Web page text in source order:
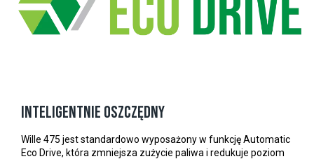
Inteligentnie oszczędny
Wille 475 jest standardowo wyposażony w funkcję Automatic
Eco Drive, która zmniejsza zużycie paliwa i redukuje poziom